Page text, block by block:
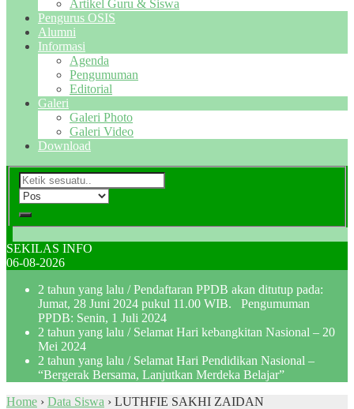
Artikel Guru & Siswa
Pengurus OSIS
Alumni
Informasi
Agenda
Pengumuman
Editorial
Galeri
Galeri Photo
Galeri Video
Download
SEKILAS INFO
06-08-2026
2 tahun yang lalu / Pendaftaran PPDB akan ditutup pada:
Jumat, 28 Juni 2024 pukul 11.00 WIB. Pengumuman
PPDB: Senin, 1 Juli 2024
2 tahun yang lalu / Selamat Hari kebangkitan Nasional – 20
Mei 2024
2 tahun yang lalu / Selamat Hari Pendidikan Nasional –
“Bergerak Bersama, Lanjutkan Merdeka Belajar”
Home › Data Siswa › LUTHFIE SAKHI ZAIDAN